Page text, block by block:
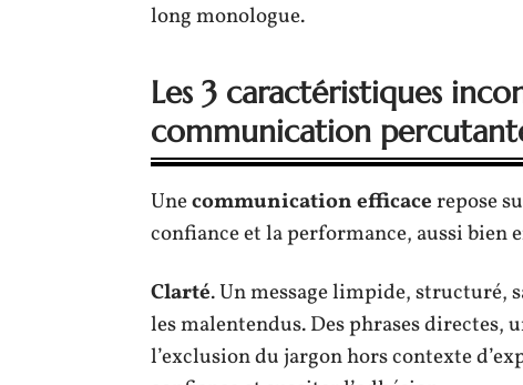
long monologue.
Les 3 caractéristiques
communication
Unecommunication efficacerepose
confiance et la performance, aussi bien
Clarté. Un message limpide, structuré,
les malentendus. Des phrases directes,
l’exclusion du jargon hors contexte